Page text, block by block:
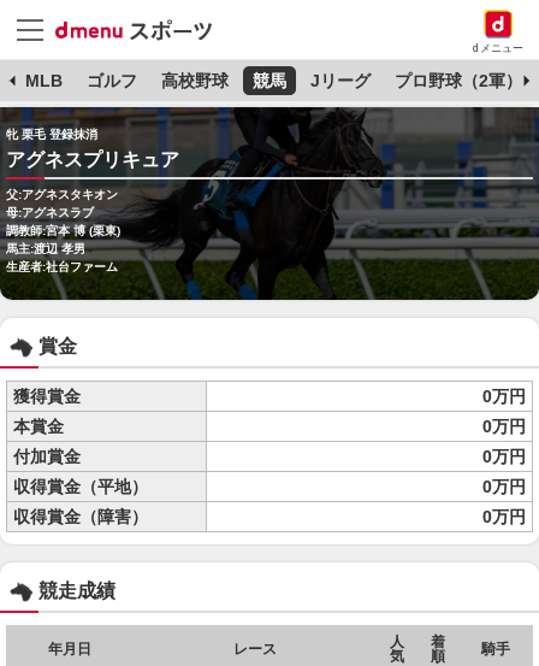
dメニュー
MLB ゴルフ 高校野球 競馬 Jリーグ プロ野球（2軍）
牝 栗毛 登録抹消
アグネスプリキュア
父:アグネスタキオン
母:アグネスラブ
調教師:宮本 博 (栗東)
馬主:渡辺 孝男
生産者:社台ファーム
賞金
獲得賞金
0万円
本賞金
0万円
付加賞金
0万円
収得賞金（平地）
0万円
収得賞金（障害）
0万円
競走成績
年月日 レース
人
気
着
順
騎手